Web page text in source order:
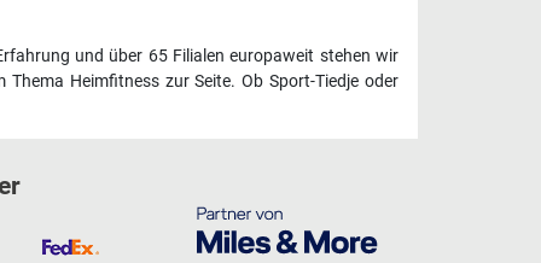
und über 65 Filialen europaweit stehen wir
Heimfitness zur Seite. Ob Sport-Tiedje oder